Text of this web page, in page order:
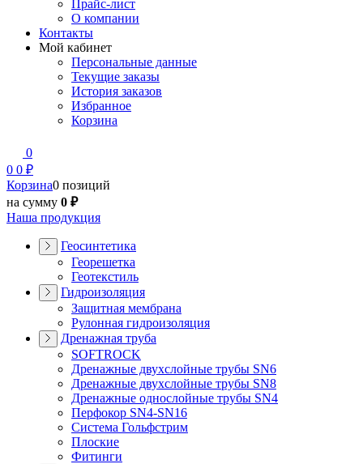
Прайс-лист
О компании
Контакты
Мой кабинет
Персональные данные
Текущие заказы
История заказов
Избранное
Корзина
0
0 0 ₽
Корзина0 позиций
на сумму 0 ₽
Наша продукция
Геосинтетика
Георешетка
Геотекстиль
Гидроизоляция
Защитная мембрана
Рулонная гидроизоляция
Дренажная труба
SOFTROCK
Дренажные двухслойные трубы SN6
Дренажные двухслойные трубы SN8
Дренажные однослойные трубы SN4
Перфокор SN4-SN16
Система Гольфстрим
Плоские
Фитинги